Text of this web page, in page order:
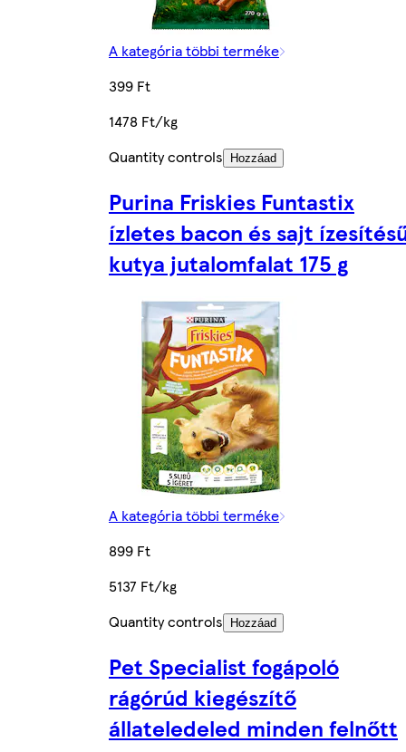
A kategória többi terméke
399 Ft
1478 Ft/kg
Quantity controls
Hozzáad
Purina Friskies Funtastix
ízletes bacon és sajt
kutya jutalomfalat 175 g
A kategória többi terméke
899 Ft
5137 Ft/kg
Quantity controls
Hozzáad
Pet Specialist fogápoló
rágórúd kiegészítő
állateledeled minden felnőtt